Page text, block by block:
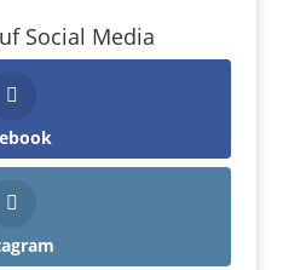
Social Media